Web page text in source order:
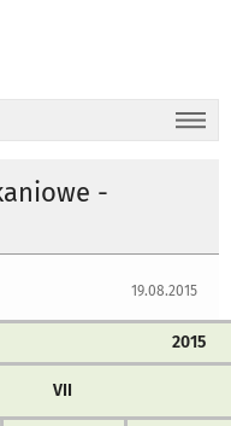
-
19.08.2015
2015
VII